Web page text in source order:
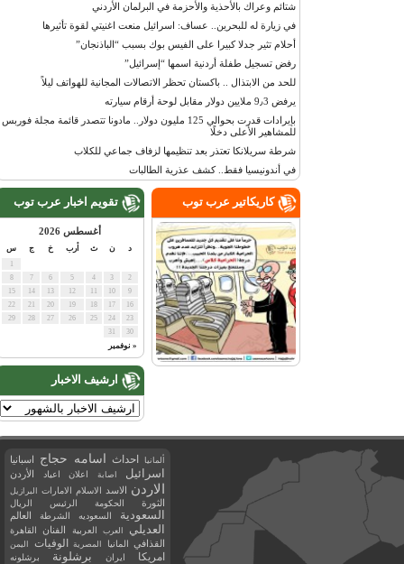
شتائم وعراك بالأحذية والأحزمة في البرلمان الأردني
في زيارة له للبحرين.. عساف: اسرائيل منعت اغنيتي لقوة تأثيرها
أحلام تثير جدلا كبيرا على الفيس بوك بسبب “الباذنجان”
رفض تسجيل طفلة أردنية اسمها “إسرائيل”
للحد من الابتذال .. باكستان تحظر الاتصالات المجانية للهواتف ليلاً
يرفض 9٫3 ملايين دولار مقابل لوحة أرقام سيارته
بإيرادات قدرت بحوالي 125 مليون دولار.. مادونا تتصدر قائمة مجلة فوربس
للمشاهير الأعلى دخلًا
شرطة سريلانكا تعتذر بعد تنظيمها لزفاف جماعي للكلاب
في أندونيسيا فقط.. كشف عذرية الطالبات
تقويم اخبار عرب توب
أغسطس 2026
أرب س
« نوفمبر
ارشيف الاخبار
كاريكاتير عرب توب
ألمانيا احداث اسامه حجاج اسبانيا
اسرائيل اصابة اعلان اعياد الأردن
الاردن الاسد الاسلام الامارات البرازيل
الثورة الحكومة الرئيس الريال
السعودية السعوديه الشرطة العالم
العديلي العرب العربية الفنان القاهرة
القذافي المانيا المصرية الوفيات اليمن
امريكا ايران برشلونة برشلونه